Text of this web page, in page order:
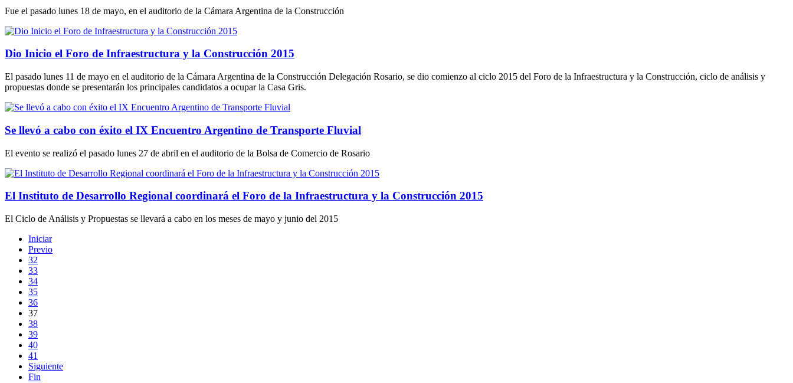
Fue el pasado lunes 18 de mayo, en el auditorio de la Cámara Argentina de la Construcción
Dio Inicio el Foro de Infraestructura y la Construcción 2015
El pasado lunes 11 de mayo en el auditorio de la Cámara Argentina de la Construcción Delegación Rosario, se dio comienzo al ciclo 2015 del Foro de la Infraestructura y la Construcción, ciclo de análisis y
propuestas donde se presentarán los principales candidatos a ocupar la Casa Gris.
Se llevó a cabo con éxito el IX Encuentro Argentino de Transporte Fluvial
El evento se realizó el pasado lunes 27 de abril en el auditorio de la Bolsa de Comercio de Rosario
El Instituto de Desarrollo Regional coordinará el Foro de la Infraestructura y la Construcción 2015
El Ciclo de Análisis y Propuestas se llevará a cabo en los meses de mayo y junio del 2015
Iniciar
Previo
32
33
34
35
36
37
38
39
40
41
Siguiente
Fin